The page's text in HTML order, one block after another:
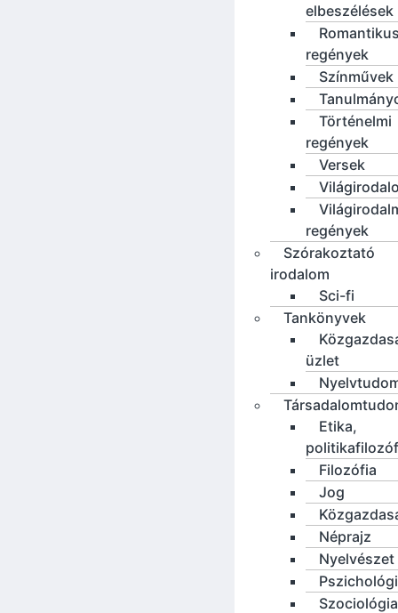
elbeszélések
regények
Színművek
Történelmi
regények
Versek
regények
Szórakoztató
irodalom
Sci-fi
Tankönyvek
üzlet
Etika,
Filozófia
Jog
Néprajz
Nyelvészet
Szociológia